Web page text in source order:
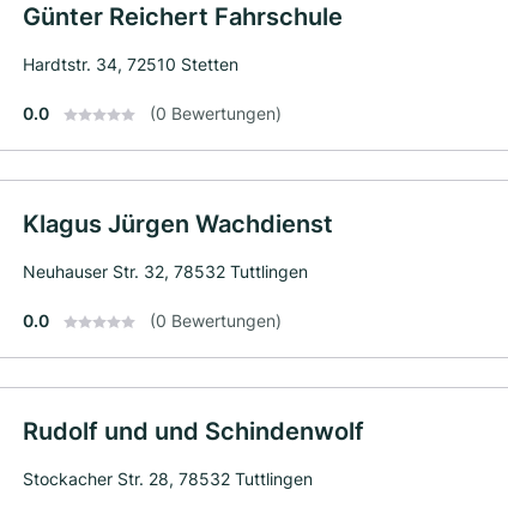
Günter Reichert Fahrschule
Hardtstr. 34, 72510 Stetten
0.0 (0 Bewertungen)
Klagus Jürgen Wachdienst
Neuhauser Str. 32, 78532 Tuttlingen
0.0 (0 Bewertungen)
Rudolf und und Schindenwolf
Stockacher Str. 28, 78532 Tuttlingen